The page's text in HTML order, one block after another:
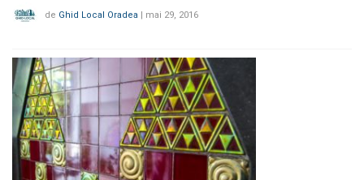
de Ghid Local Oradea | mai 29, 2016